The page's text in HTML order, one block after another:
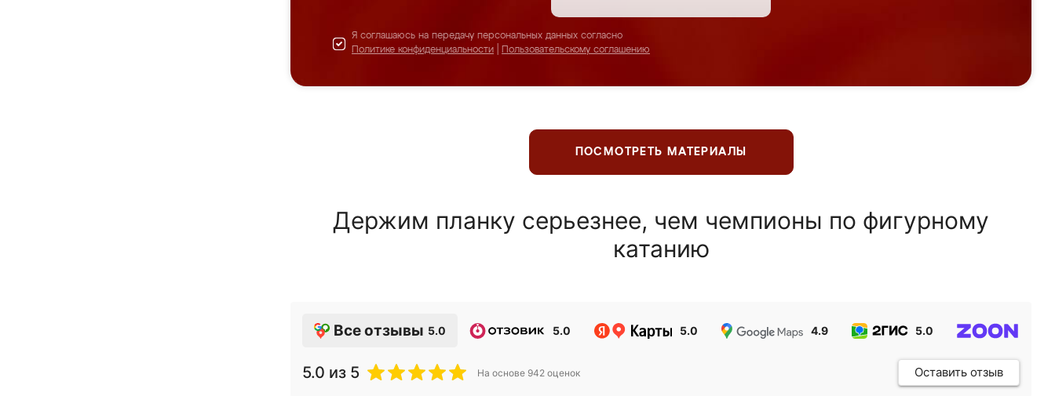
Я соглашаюсь на передачу персональных данных согласно
Политике конфиденциальности
Пользовательскому соглашению
ПОСМОТРЕТЬ МАТЕРИАЛЫ
Держим планку серьезнее, чем чемпионы по фигурному
катанию
Все отзывы 5.0 5.0 5.0 4.9 5.0
5.0 из 5 На основе 942 оценок Оставить отзыв